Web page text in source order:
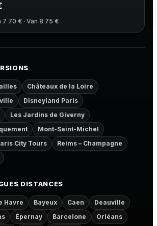
7 70 € · Van 8 75 €
Châteaux de la Loire
Disneyland Paris
Les Jardins de Giverny
Mont-Saint-Michel
City Tours
Reims – Champagne
DISTANCES
Havre Bayeux Caen
Deauville
Épernay Barcelone
Orléans